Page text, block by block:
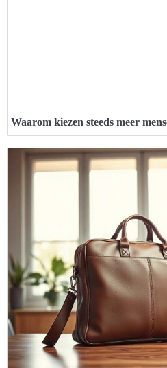
Waarom kiezen steeds meer